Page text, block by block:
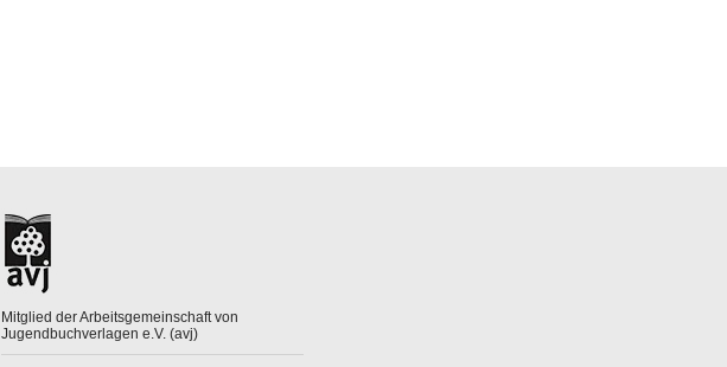
Mitglied der Arbeitsgemeinschaft von
Jugendbuchverlagen e.V. (avj)